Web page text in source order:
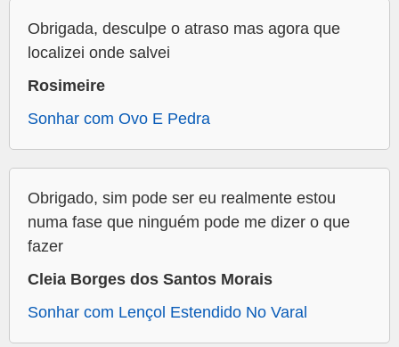
Obrigada, desculpe o atraso mas agora que
localizei onde salvei
Rosimeire
Sonhar com Ovo E Pedra
Obrigado, sim pode ser eu realmente estou
numa fase que ninguém pode me dizer o que
fazer
Cleia Borges dos Santos Morais
Sonhar com Lençol Estendido No Varal